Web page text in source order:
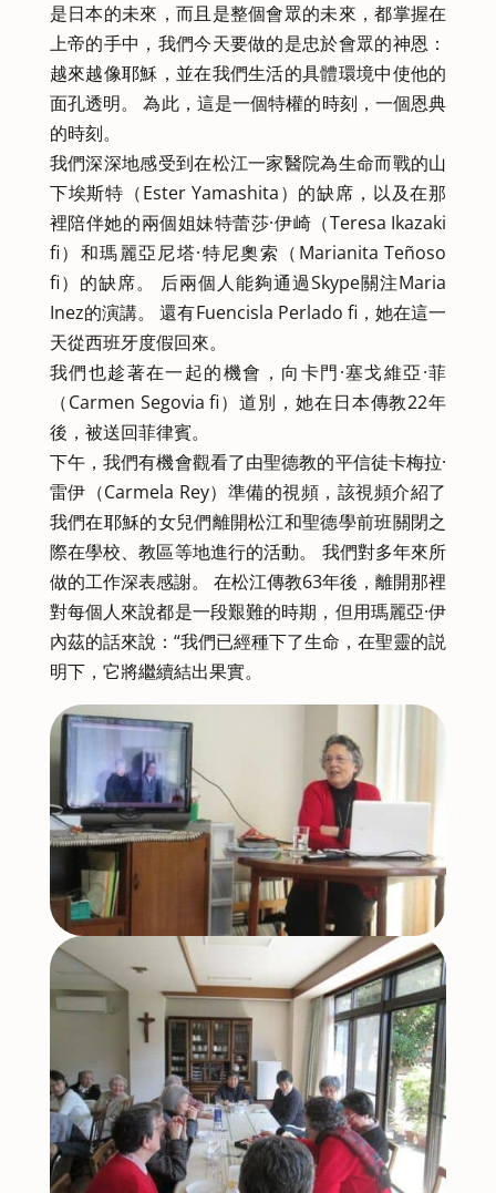
是日本的未來，而且是整個會眾的未來，都掌握在
上帝的手中，我們今天要做的是忠於會眾的神恩：
越來越像耶穌，並在我們生活的具體環境中使他的
面孔透明。 為此，這是一個特權的時刻，一個恩典
的時刻。
我們深深地感受到在松江一家醫院為生命而戰的山
下埃斯特（Ester Yamashita）的缺席，以及在那
裡陪伴她的兩個姐妹特蕾莎·伊崎（Teresa Ikazaki
fi）和瑪麗亞尼塔·特尼奧索（Marianita Teñoso
fi）的缺席。 后兩個人能夠通過Skype關注Maria
Inez的演講。 還有Fuencisla Perlado fi，她在這一
天從西班牙度假回來。
我們也趁著在一起的機會，向卡門·塞戈維亞·菲
（Carmen Segovia fi）道別，她在日本傳教22年
後，被送回菲律賓。
下午，我們有機會觀看了由聖德教的平信徒卡梅拉·
雷伊（Carmela Rey）準備的視頻，該視頻介紹了
我們在耶穌的女兒們離開松江和聖德學前班關閉之
際在學校、教區等地進行的活動。 我們對多年來所
做的工作深表感謝。 在松江傳教63年後，離開那裡
對每個人來說都是一段艱難的時期，但用瑪麗亞·伊
內茲的話來說：“我們已經種下了生命，在聖靈的説
明下，它將繼續結出果實。